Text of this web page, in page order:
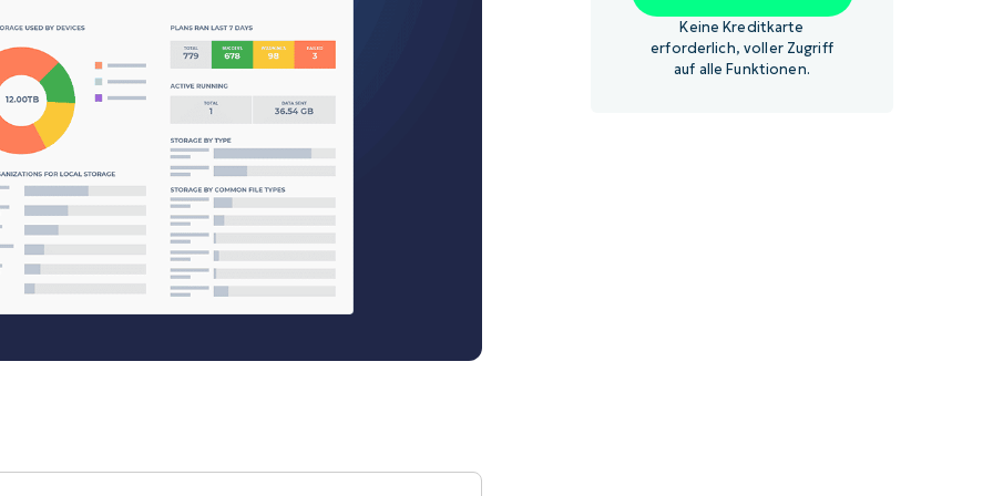
ANSEHEN
PRODUKT-
ANSEHEN
ANSEHEN
ANSEHEN
Keine Kreditkarte
erforderlich, voller Zugriff
auf alle Funktionen.